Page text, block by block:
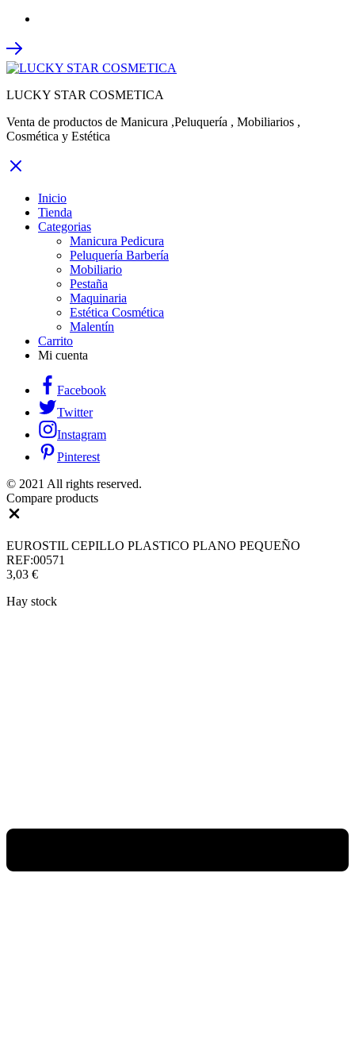
LUCKY STAR COSMETICA
Venta de productos de Manicura ,Peluquería , Mobiliarios ,
Cosmética y Estética
Inicio
Tienda
Categorias
Manicura Pedicura
Peluquería Barbería
Mobiliario
Pestaña
Maquinaria
Estética Cosmética
Malentín
Carrito
Mi cuenta
Facebook
Twitter
Instagram
Pinterest
© 2021 All rights reserved.
Compare products
EUROSTIL CEPILLO PLASTICO PLANO PEQUEÑO
REF:00571
3,03 €
Hay stock